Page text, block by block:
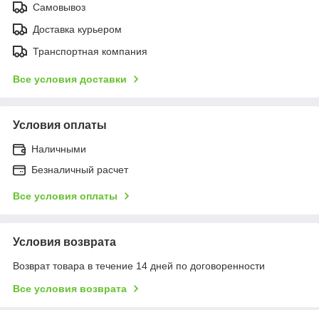
Самовывоз
Доставка курьером
Транспортная компания
Все условия доставки
Условия оплаты
Наличными
Безналичный расчет
Все условия оплаты
Условия возврата
Возврат товара в течение 14 дней по договоренности
Все условия возврата